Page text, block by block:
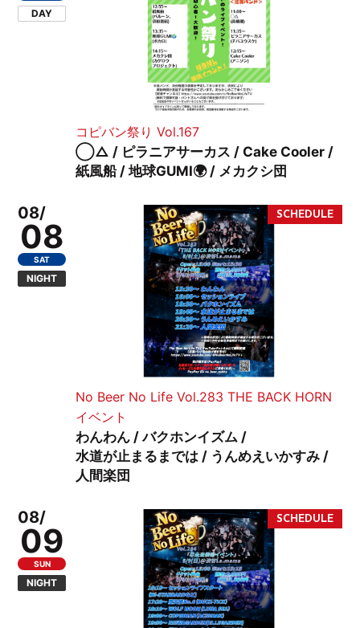
DAY
コピバン祭り Vol.167
◯△ / ピラニアサーカス / Cake Cooler /
紙風船 / 地球GUMI🌍 / メカクシ団
08/
08
SAT
NIGHT
No Beer No Life Vol.283 THE BACK HORN
イベント
わんわん / バクホンイズム /
水道が止まるまでは / うんめえいかすみ /
人間楽団
08/
09
SUN
NIGHT